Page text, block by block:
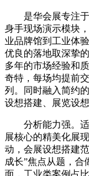
是华会展专注于
身手现场演示模块
业品牌馆到工业体
优良的落地取深挚
多年的市场经验和
奇特，每场均提前
列。同时融入简约
设想搭建、展览设想
分析能力强。适
展核心的精美化展
动，会展设想搭建
成长”焦点从题，
面，工业类案例占